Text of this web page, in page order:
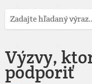
Výzvy,
podporiť